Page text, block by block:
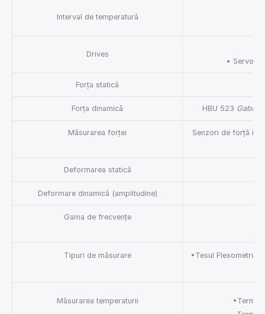
Interval de temperatură
Drives
• Servo
Forța statică
Forța dinamică HBU 523
Măsurarea forței Senzori de forță
Deformarea statică
Deformare dinamică (amplitudine)
Gama de frecvențe
Tipuri de măsurare •Tesul
Măsurarea temperaturii